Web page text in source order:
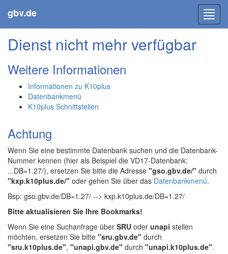
gbv.de
Dienst nicht mehr verfügbar
Weitere Informationen
Informationen zu K10plus
Datenbankmenü
K10plus Schnittstellen
Achtung
Wenn Sie eine bestimmte Datenbank suchen und die Datenbank-
Nummer kennen (hier als Beispiel die VD17-Datenbank:
...DB=1.27/), ersetzen Sie bitte die Adresse "gso.gbv.de/" durch
"kxp.k10plus.de/" oder gehen Sie über das Datenbankmenü.
Bsp: gso.gbv.de/DB=1.27/ --> kxp.k10plus.de/DB=1.27/
Bitte aktualisieren Sie Ihre Bookmarks!
Wenn Sie eine Suchanfrage über SRU oder unapi stellen
möchten, ersetzen Sie bitte "sru.gbv.de" durch
"sru.k10plus.de", "unapi.gbv.de" durch "unapi.k10plus.de".